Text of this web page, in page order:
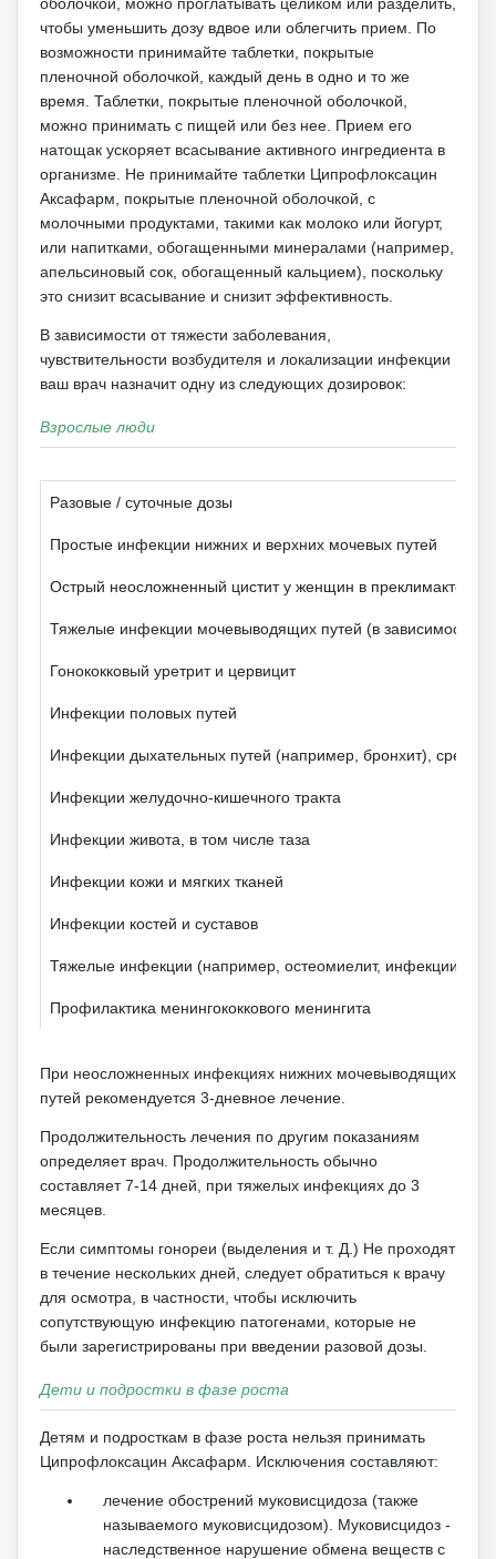
чтобы уменьшить дозу вдвое или облегчить прием. По
возможности принимайте таблетки, покрытые
пленочной оболочкой, каждый день в одно и то же
время. Таблетки, покрытые пленочной оболочкой,
можно принимать с пищей или без нее. Прием его
натощак ускоряет всасывание активного ингредиента в
организме. Не принимайте таблетки Ципрофлоксацин
Аксафарм, покрытые пленочной оболочкой, с
молочными продуктами, такими как молоко или йогурт,
или напитками, обогащенными минералами (например,
апельсиновый сок, обогащенный кальцием), поскольку
это снизит всасывание и снизит эффективность.
В зависимости от тяжести заболевания,
чувствительности возбудителя и локализации инфекции
ваш врач назначит одну из следующих дозировок:
Взрослые люди
Разовые / суточные дозы
Простые инфекции нижних и верхних мочевых путей
Острый неосложненный цистит у женщин в
Тяжелые инфекции мочевыводящих путей (в зависимости
Гонококковый уретрит и цервицит
Инфекции половых путей
Инфекции дыхательных путей (например, бронхит),
Инфекции желудочно-кишечного тракта
Инфекции живота, в том числе таза
Инфекции кожи и мягких тканей
Инфекции костей и суставов
Тяжелые инфекции (например, остеомиелит, инфекции
Профилактика менингококкового менингита
При неосложненных инфекциях нижних мочевыводящих
путей рекомендуется 3-дневное лечение.
Продолжительность лечения по другим показаниям
определяет врач. Продолжительность обычно
составляет 7-14 дней, при тяжелых инфекциях до 3
месяцев.
Если симптомы гонореи (выделения и т. Д.) Не проходят
в течение нескольких дней, следует обратиться к врачу
для осмотра, в частности, чтобы исключить
сопутствующую инфекцию патогенами, которые не
были зарегистрированы при введении разовой дозы.
Дети и подростки в фазе роста
Детям и подросткам в фазе роста нельзя принимать
Ципрофлоксацин Аксафарм. Исключения составляют:
лечение обострений муковисцидоза (также
называемого муковисцидозом). Муковисцидоз -
наследственное нарушение обмена веществ с